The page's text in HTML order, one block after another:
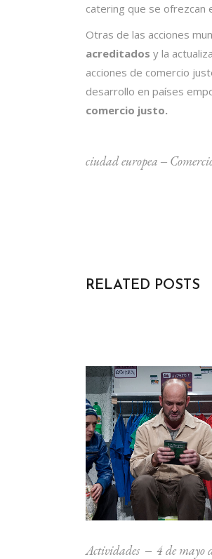
catering que se ofrezcan
Otras de las acciones
acreditados y la
acciones de comercio
desarrollo en países
comercio justo.
ciudad europea ‒
RELATED POSTS
Actividades 4 de mayo